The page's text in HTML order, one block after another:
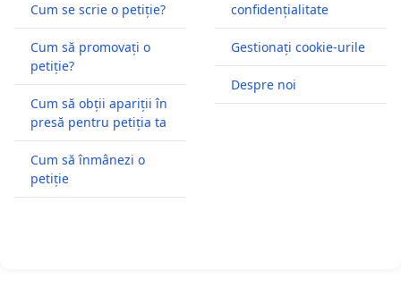
Cum se scrie o petiție?
Cum să promovați o
petiție?
Cum să obții apariții în
presă pentru petiția ta
Cum să înmânezi o
petiție
confidențialitate
Gestionați cookie-urile
Despre noi